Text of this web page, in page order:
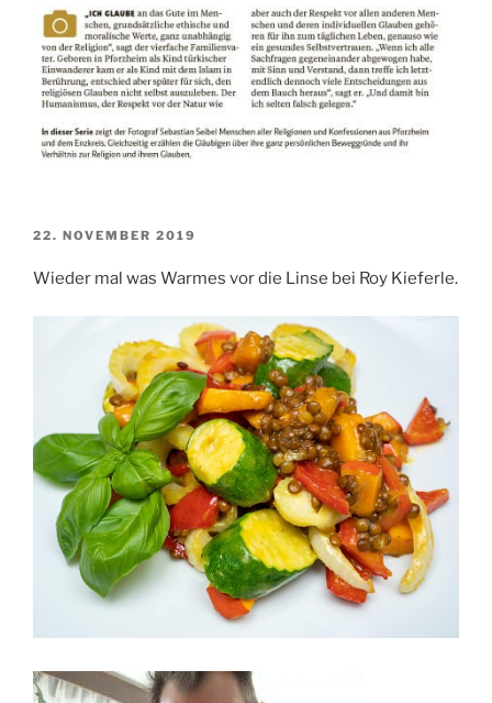
VERÖFFENTLICHT
22. NOVEMBER 2019
Wieder mal was Warmes vor die Linse bei Roy Kieferle.